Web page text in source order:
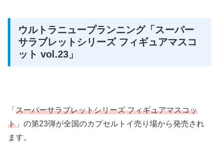
ウルトラニュープランニング「スーパー
サラブレットシリーズ フィギュアマスコ
ット vol.23」
「 スーパーサラブレットシリーズ フィギュアマスコッ
ト 」の第23弾が全国のカプセルトイ売り場から発売され
ます。